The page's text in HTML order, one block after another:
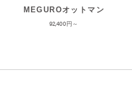
MEGUROオットマン
92,400